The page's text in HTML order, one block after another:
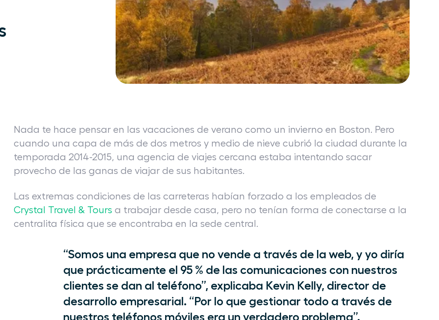
Nada te hace pensar en las vacaciones de verano como un invierno en Boston. Pero
cuando una capa de más de dos metros y medio de nieve cubrió la ciudad durante la
temporada 2014-2015, una agencia de viajes cercana estaba intentando sacar
provecho de las ganas de viajar de sus habitantes.
Las extremas condiciones de las carreteras habían forzado a los empleados de
Crystal Travel & Tours a trabajar desde casa, pero no tenían forma de conectarse a la
centralita física que se encontraba en la sede central.
“Somos una empresa que no vende a través de la web, y yo diría
que prácticamente el 95 % de las comunicaciones con nuestros
clientes se dan al teléfono”, explicaba Kevin Kelly, director de
desarrollo empresarial. “Por lo que gestionar todo a través de
nuestros teléfonos móviles era un verdadero problema”.